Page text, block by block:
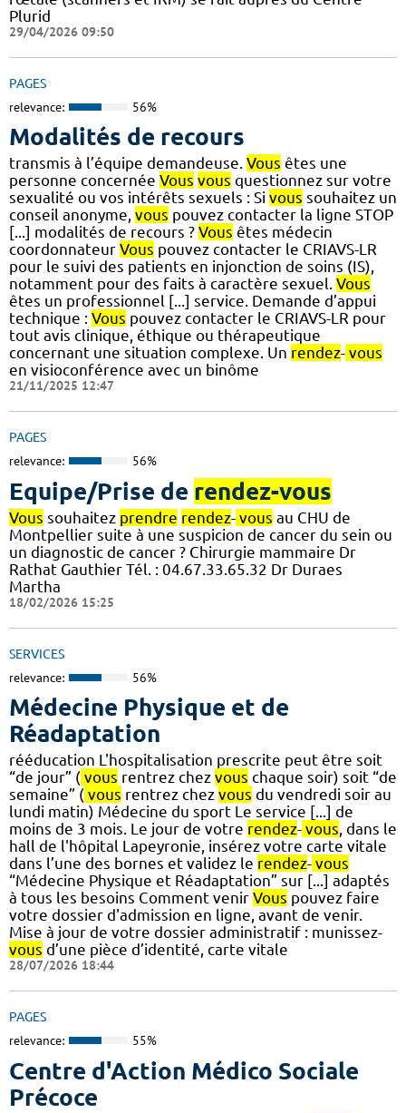
Plurid
29/04/2026 09:50
PAGES
relevance: 56%
Modalités de recours
transmis à l’équipe demandeuse. Vous êtes une
personne concernée Vous vous questionnez sur votre
sexualité ou vos intérêts sexuels : Si vous souhaitez un
conseil anonyme, vous pouvez contacter la ligne STOP
[...] modalités de recours ? Vous êtes médecin
coordonnateur Vous pouvez contacter le CRIAVS-LR
pour le suivi des patients en injonction de soins (IS),
notamment pour des faits à caractère sexuel. Vous
êtes un professionnel [...] service. Demande d’appui
technique : Vous pouvez contacter le CRIAVS-LR pour
tout avis clinique, éthique ou thérapeutique
concernant une situation complexe. Un rendez- vous
en visioconférence avec un binôme
21/11/2025 12:47
PAGES
relevance: 56%
Equipe/Prise de rendez-vous
Vous souhaitez prendre rendez- vous au CHU de
Montpellier suite à une suspicion de cancer du sein ou
un diagnostic de cancer ? Chirurgie mammaire Dr
Rathat Gauthier Tél. : 04.67.33.65.32 Dr Duraes
Martha
18/02/2026 15:25
SERVICES
relevance: 56%
Médecine Physique et de
Réadaptation
rééducation L'hospitalisation prescrite peut être soit
“de jour” ( vous rentrez chez vous chaque soir) soit “de
semaine” ( vous rentrez chez vous du vendredi soir au
lundi matin) Médecine du sport Le service [...] de
moins de 3 mois. Le jour de votre rendez- vous, dans le
hall de l'hôpital Lapeyronie, insérez votre carte vitale
dans l’une des bornes et validez le rendez- vous
“Médecine Physique et Réadaptation” sur [...] adaptés
à tous les besoins Comment venir Vous pouvez faire
votre dossier d'admission en ligne, avant de venir.
Mise à jour de votre dossier administratif : munissez-
vous d’une pièce d’identité, carte vitale
28/07/2026 18:44
PAGES
relevance: 55%
Centre d'Action Médico Sociale
Précoce